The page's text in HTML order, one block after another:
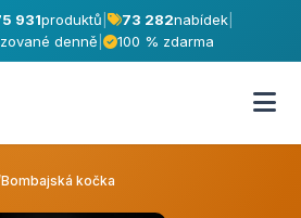
931produktů 73 282nabídek
denně
100 % zdarma
Bombajská kočka